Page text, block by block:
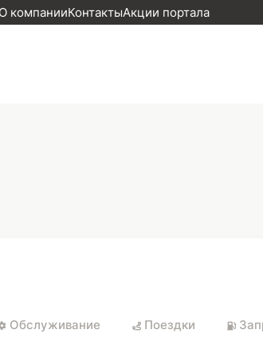
О компанииКонтактыАкции портала
Обслуживание Поездки